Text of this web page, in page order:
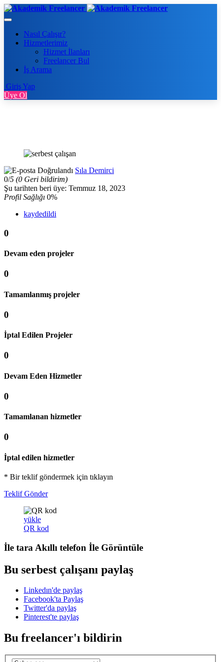
Nasıl Çalışır?
Hizmetlerimiz
Hizmet İlanları
Freelancer Bul
İş Arama
Giriş Yap
Üye Ol
Sıla Demirci
0/5 (0 Geri bildirim)
Şu tarihten beri üye: Temmuz 18, 2023
Profil Sağlığı 0%
kaydedildi
0
Devam eden projeler
0
Tamamlanmış projeler
0
İptal Edilen Projeler
0
Devam Eden Hizmetler
0
Tamamlanan hizmetler
0
İptal edilen hizmetler
* Bir teklif göndermek için tıklayın
Teklif Gönder
yükle
QR kod
İle tara Akıllı telefon İle Görüntüle
Bu serbest çalışanı paylaş
Linkedın'de paylaş
Facebook'ta Paylaş
Twitter'da paylaş
Pinterest'te paylaş
Bu freelancer'ı bildirin